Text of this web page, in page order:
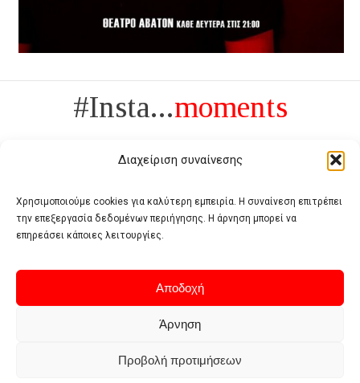
Διαχείριση συναίνεσης
Χρησιμοποιούμε cookies για καλύτερη εμπειρία. Η συναίνεση επιτρέπει
την επεξεργασία δεδομένων περιήγησης. Η άρνηση μπορεί να
επηρεάσει κάποιες λειτουργίες.
Αποδοχή
Άρνηση
Προβολή προτιμήσεων
#Insta...moments
Πολυτέλεια δεν είναι το αντίθετο της ανέχειας, είναι το αντίθετο της
Terms of use Privacy policy Cookie policy